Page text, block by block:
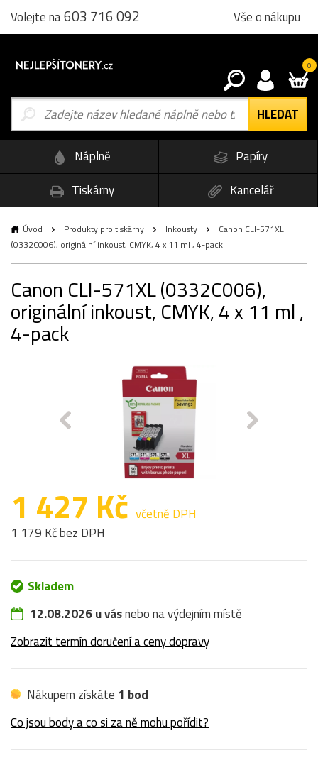
Volejte na603 716 092 Vše o nákupu
0
Náplně
Papíry
Tiskárny
Kancelář
Úvod Produkty pro tiskárny Inkousty
Canon CLI-571XL
(0332C006), originální inkoust, CMYK, 4 x 11 ml , 4-pack
Canon CLI-571XL (0332C006),
originální inkoust, CMYK, 4 x 11 ml ,
4-pack
1 427 Kč včetně DPH
1 179 Kč bez DPH
Skladem
12.08.2026 u vásnebo na výdejním místě
Zobrazit termín doručení a ceny dopravy
Nákupem získáte 1 bod
Co jsou body a co si za ně mohu pořídit?